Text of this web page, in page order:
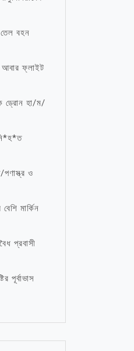
তেল বহন
ফ্লাইট
ড্রোন হা/ম/
পণাস্ত্র ও
মার্কিন
প্রবাসী
পূর্বাভাস